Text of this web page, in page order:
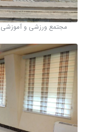
مجتمع ورزشی و آموزشی